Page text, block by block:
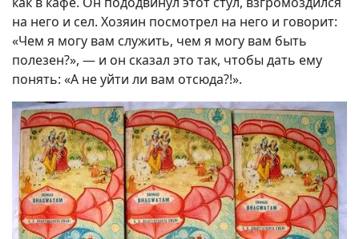
на него и сел. Хозяин посмотрел на него и говорит:
«Чем я могу вам служить, чем я могу вам быть
полезен?», — и он сказал это так, чтобы дать ему
понять: «А не уйти ли вам отсюда?!».